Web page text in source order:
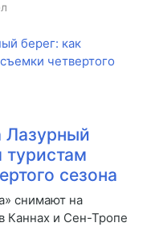
Лазурный
туристам
сезона
снимают на
Каннах и Сен-Тропе